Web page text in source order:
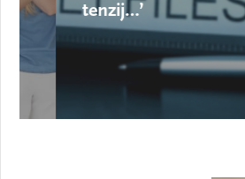
tenzij…’